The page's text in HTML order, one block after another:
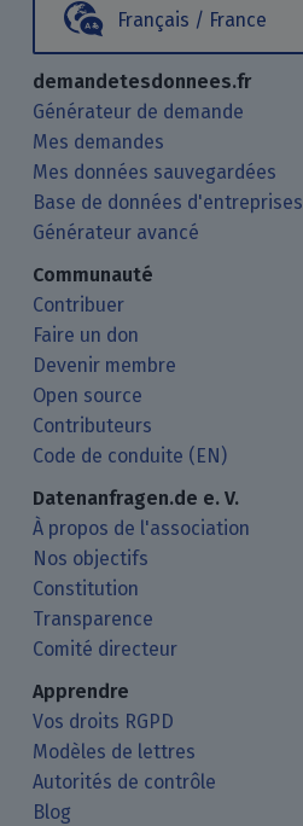
Français / France
demandetesdonnees.fr
Générateur de demande
Mes demandes
Mes données sauvegardées
Base de données d'entreprises
Générateur avancé
Communauté
Contribuer
Faire un don
Devenir membre
Open source
Contributeurs
Code de conduite (EN)
Datenanfragen.de e. V.
À propos de l'association
Nos objectifs
Constitution
Transparence
Comité directeur
Apprendre
Vos droits RGPD
Modèles de lettres
Autorités de contrôle
Blog